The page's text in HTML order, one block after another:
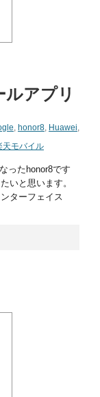
アプリ
, honor8, Huawei,
天モバイル
ったhonor8です
いと思います。
ターフェイス